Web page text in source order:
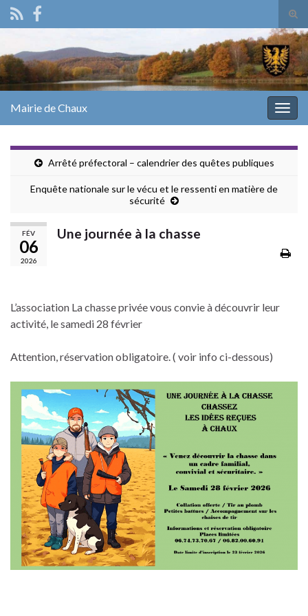
Mairie de Chaux
Arrêté préfectoral – calendrier des quêtes publiques
Enquête nationale sur le vécu et le ressenti en matière de
sécurité
FÉV
06
2026
Une journée à la chasse
L’association La chasse privée vous convie à découvrir leur
activité, le samedi 28 février
Attention, réservation obligatoire. ( voir info ci-dessous)